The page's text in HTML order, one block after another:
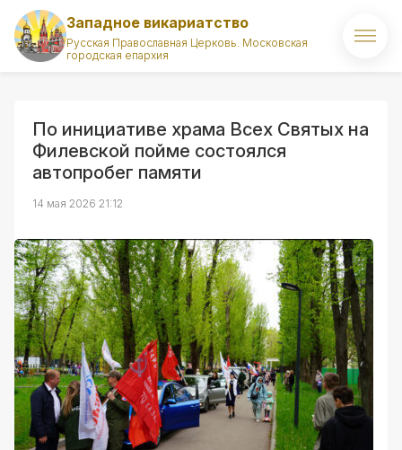
Западное викариатство
Русская Православная Церковь. Московская
городская епархия
Правящий архиерей
Викарий
Храмы
Духовенство
Новости
Комиссии викариатства
Документы
По инициативе храма Всех Святых на
Филевской пойме состоялся
автопробег памяти
14 мая 2026 21:12